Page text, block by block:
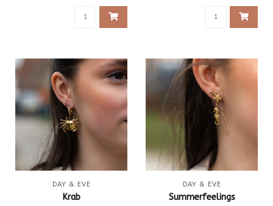
DAY & EVE
Krab
DAY & EVE
Summerfeelings